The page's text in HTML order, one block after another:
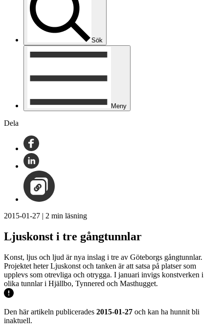
Sök
Meny
Dela
2015-01-27 | 2 min läsning
Ljuskonst i tre gångtunnlar
Konst, ljus och ljud är nya inslag i tre av Göteborgs gångtunnlar.
Projektet heter Ljuskonst och tanken är att satsa på platser som
upplevs som otrevliga och otrygga. I januari invigs konstverken i
olika tunnlar i Hjällbo, Tynnered och Masthugget.
Den här artikeln publicerades 2015-01-27 och kan ha hunnit bli
inaktuell.